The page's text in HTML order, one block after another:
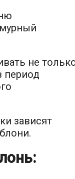
не
период
зависят